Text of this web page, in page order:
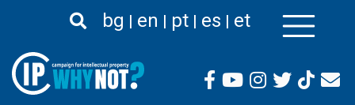
edasi
juurde
bg en pt es et